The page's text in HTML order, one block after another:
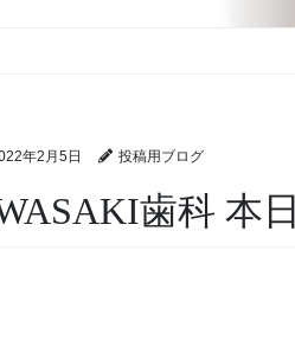
年2月5日 投稿用ブログ
歯科 本